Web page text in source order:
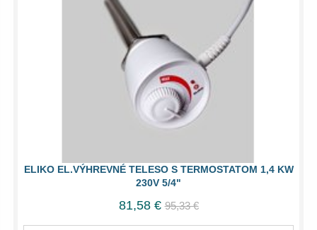
ELIKO EL.VÝHREVNÉ TELESO S TERMOSTATOM 1,4 KW
230V 5/4"
81,58 € 95,33 €